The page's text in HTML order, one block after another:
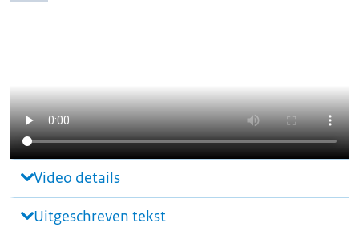
Video details
Uitgeschreven tekst